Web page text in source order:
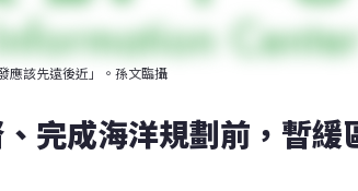
應該先遠後近」。孫文臨攝
完成海洋規劃前，暫緩